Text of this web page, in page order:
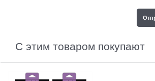
С этим товаром покупают